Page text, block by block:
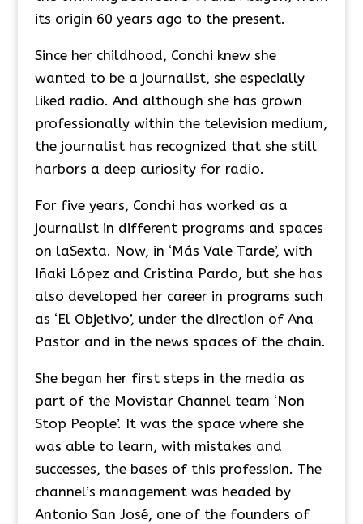
its origin 60 years ago to the present.
Since her childhood, Conchi knew she
wanted to be a journalist, she especially
liked radio. And although she has grown
professionally within the television medium,
the journalist has recognized that she still
harbors a deep curiosity for radio.
For five years, Conchi has worked as a
journalist in different programs and spaces
on laSexta. Now, in ‘Más Vale Tarde’, with
Iñaki López and Cristina Pardo, but she has
also developed her career in programs such
as ‘El Objetivo’, under the direction of Ana
Pastor and in the news spaces of the chain.
She began her first steps in the media as
part of the Movistar Channel team ‘Non
Stop People’. It was the space where she
was able to learn, with mistakes and
successes, the bases of this profession. The
channel’s management was headed by
Antonio San José, one of the founders of